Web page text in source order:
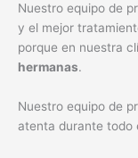
Nuestro equipo de
y el mejor
porque en nuestra
hermanas.
Nuestro equipo de
atenta durante todo